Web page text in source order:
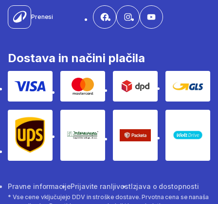
Prenesi
Dostava in načini plačila
Visa Mastercard Dpd Gls
Ups Intereuropa Packeta Sledenje
WOLT
Pravne informacijePrijavite ranljivostIzjava o dostopnosti
* Vse cene vključujejo DDV in stroške dostave. Prvotna cena se nanaša